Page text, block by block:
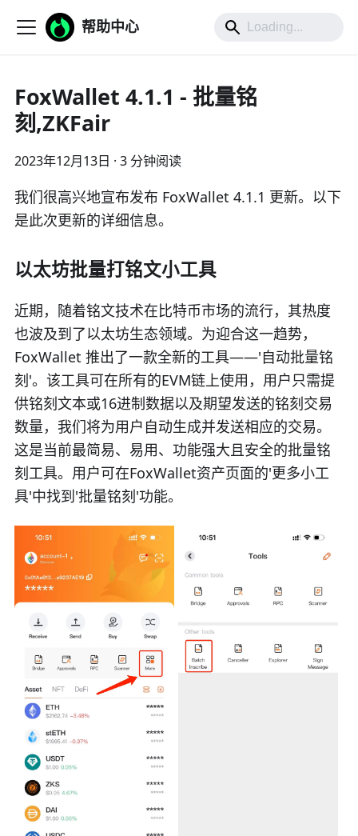
帮助中心
FoxWallet 4.1.1 - 批量铭
刻,ZKFair
2023年12月13日 · 3 分钟阅读
我们很高兴地宣布发布 FoxWallet 4.1.1 更新。以下
是此次更新的详细信息。
以太坊批量打铭文小工具
近期，随着铭文技术在比特币市场的流行，其热度
也波及到了以太坊生态领域。为迎合这一趋势，
FoxWallet 推出了一款全新的工具——'自动批量铭
刻'。该工具可在所有的EVM链上使用，用户只需提
供铭刻文本或16进制数据以及期望发送的铭刻交易
数量，我们将为用户自动生成并发送相应的交易。
这是当前最简易、易用、功能强大且安全的批量铭
刻工具。用户可在FoxWallet资产页面的'更多小工
具'中找到'批量铭刻'功能。